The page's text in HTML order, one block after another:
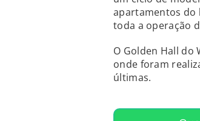
apartamentos do
toda a operação
O Golden Hall do
onde foram
últimas.